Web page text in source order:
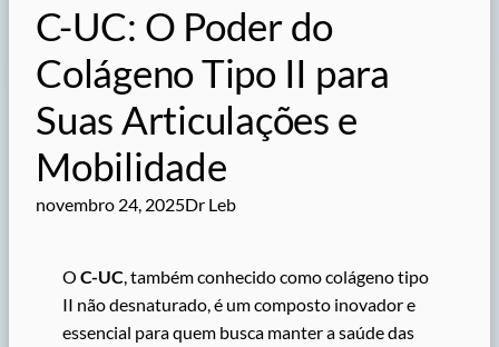
C-UC: O Poder do
Colágeno Tipo II para
Suas Articulações e
Mobilidade
novembro 24, 2025Dr Leb
O C-UC , também conhecido como colágeno tipo
II não desnaturado, é um composto inovador e
essencial para quem busca manter a saúde das